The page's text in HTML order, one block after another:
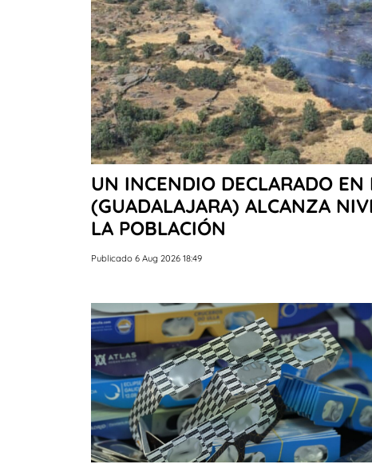
UN INCENDIO DECLARADO
(GUADALAJARA) ALCANZA
LA POBLACIÓN
Publicado 6 Aug 2026 18:49